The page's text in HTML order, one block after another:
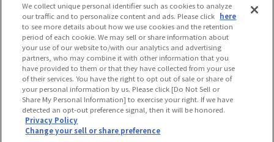
阪神甲子園球場 公式SNS
(c)HANSHIN KOSHIEN STADIUM All Rights Reserved.
We collect unique personal identifier such as cookies to analyze
our traffic and to personalize content and ads. Please click here
to see more details about how we use cookies and the retention
period of each cookie. We may sell or share information about
your use of our website to/with our analytics and advertising
partners, who may combine it with other information that you
have provided to them or that they have collected from your use
of their services. You have the right to opt out of sale or share of
your personal information by us. Please click [Do Not Sell or
Share My Personal Information] to exercise your right. If we have
detected an opt-out preference signal, then it will be honored.
Privacy Policy
Change your sell or share preference